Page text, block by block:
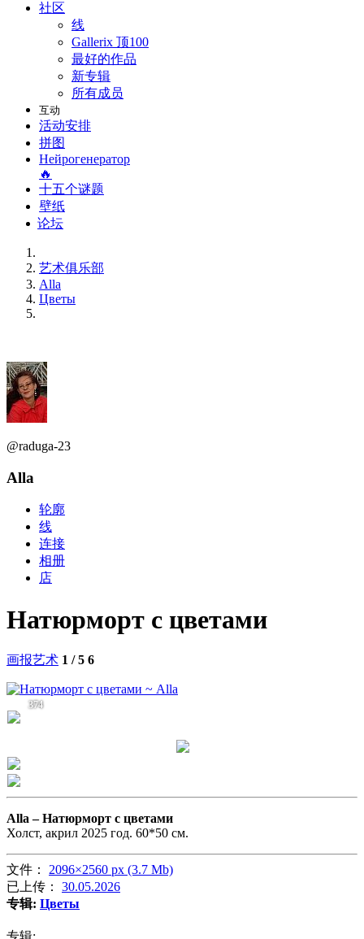
社区
线
Gallerix 顶100
最好的作品
新专辑
所有成员
互动
活动安排
拼图
Нейрогенератор
🔥
十五个谜题
壁纸
论坛
艺术俱乐部
Alla
Цветы
@raduga-23
Alla
轮廓
线
连接
相册
店
Натюрморт с цветами
画报艺术 1 / 5 6
374
Alla –Натюрморт с цветами
Холст, акрил 2025 год. 60*50 см.
文件： 2096×2560 px (3.7 Mb)
已上传： 30.05.2026
专辑: Цветы